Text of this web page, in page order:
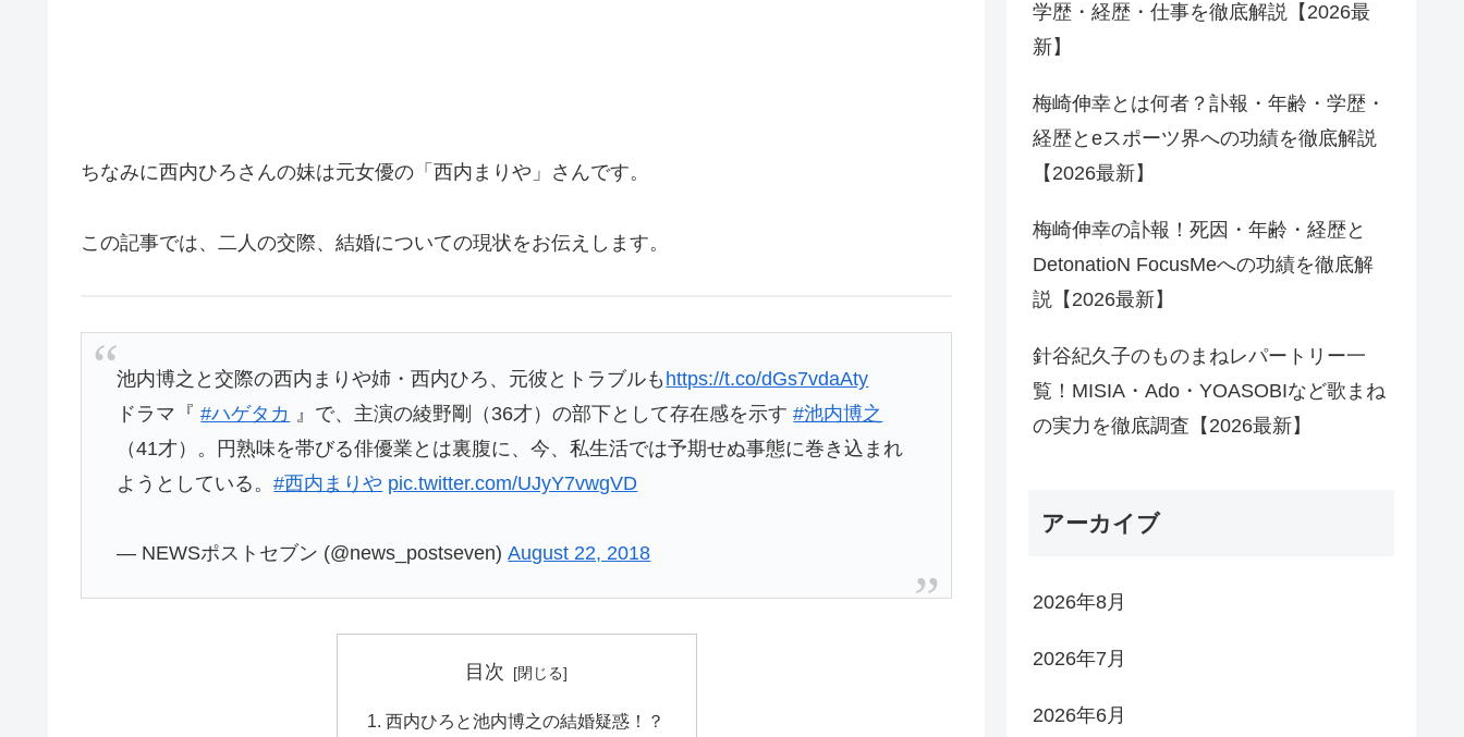
ちなみに西内ひろさんの妹は元女優の「西内まりや」さんです。
この記事では、二人の交際、結婚についての現状をお伝えします。
池内博之と交際の西内まりや姉・西内ひろ、元彼とトラブルも https://t.co/dGs7vdaAty
ドラマ『#ハゲタカ 』で、主演の綾野剛（36才）の部下として存在感を示す#池内博之
（41才）。円熟味を帯びる俳優業とは裏腹に、今、私生活では予期せぬ事態に巻き込まれ
ようとしている。#西内まりや pic.twitter.com/UJyY7vwgVD
— NEWSポストセブン (@news_postseven)August 22, 2018
目次
西内ひろと池内博之の結婚疑惑！？
学歴・経歴・仕事を徹底解説【2026最
新】
梅崎伸幸とは何者？訃報・年齢・学歴・
経歴とeスポーツ界への功績を徹底解説
【2026最新】
梅崎伸幸の訃報！死因・年齢・経歴と
DetonatioN FocusMeへの功績を徹底解
説【2026最新】
針谷紀久子のものまねレパートリー一
覧！MISIA・Ado・YOASOBIなど歌まね
の実力を徹底調査【2026最新】
アーカイブ
2026年8月
2026年7月
2026年6月